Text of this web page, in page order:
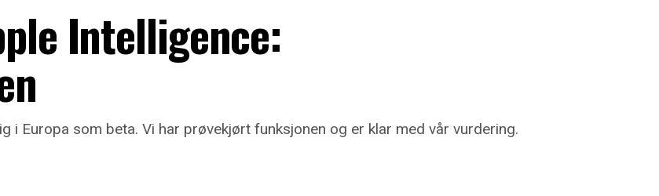
Intelligence:
i Europa som beta. Vi har prøvekjørt funksjonen og er klar med vår vurdering.